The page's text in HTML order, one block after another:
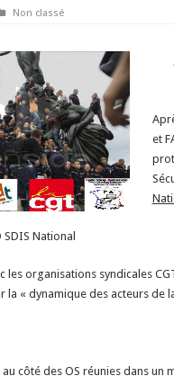
Non classé
et
National
les organisations syndicales
la « dynamique des acteurs de
côté des OS réunies dans